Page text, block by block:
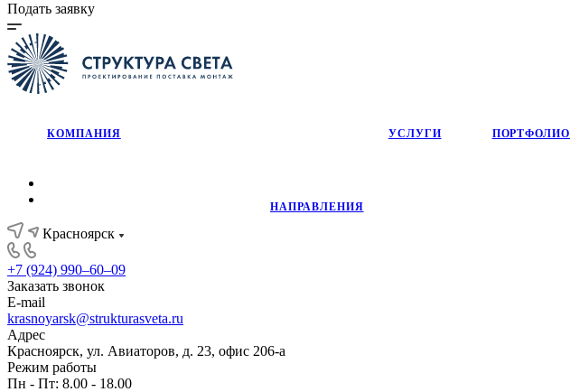
Подать заявку
КОМПАНИЯ УСЛУГИ ПОРТФОЛИО
НАПРАВЛЕНИЯ
Красноярск
+7 (924) 990‒60‒09
Заказать звонок
E-mail
krasnoyarsk@strukturasveta.ru
Адрес
Красноярск, ул. Авиаторов, д. 23, офис 206-а
Режим работы
Пн - Пт: 8.00 - 18.00